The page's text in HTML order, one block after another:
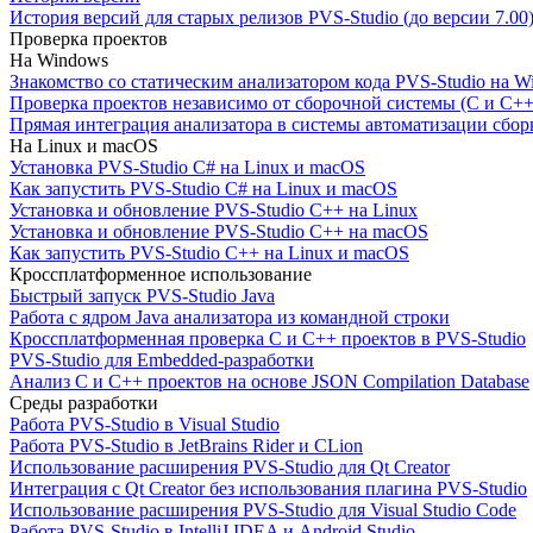
История версий для старых релизов PVS-Studio (до версии 7.00)
Проверка проектов
На Windows
Знакомство со статическим анализатором кода PVS-Studio на
Проверка проектов независимо от сборочной системы (C и
Прямая интеграция анализатора в системы автоматизации
На Linux и macOS
Установка PVS-Studio C# на Linux и macOS
Как запустить PVS-Studio C# на Linux и macOS
Установка и обновление PVS-Studio C++ на Linux
Установка и обновление PVS-Studio C++ на macOS
Как запустить PVS-Studio C++ на Linux и macOS
Кроссплатформенное использование
Быстрый запуск PVS-Studio Java
Работа с ядром Java анализатора из командной строки
Кроссплатформенная проверка C и C++ проектов в PVS-Studio
PVS-Studio для Embedded-разработки
Анализ C и C++ проектов на основе JSON Compilation Database
Среды разработки
Работа PVS-Studio в Visual Studio
Работа PVS-Studio в JetBrains Rider и CLion
Использование расширения PVS-Studio для Qt Creator
Интеграция с Qt Creator без использования плагина PVS-Studio
Использование расширения PVS-Studio для Visual Studio Code